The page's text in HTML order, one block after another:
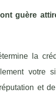
guère
la
votre
et